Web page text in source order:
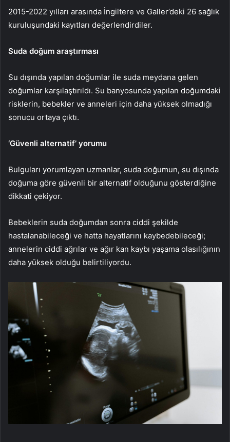
2015-2022 yılları arasında İngiltere ve Galler’deki 26 sağlık
kuruluşundaki kayıtları değerlendirdiler.
Suda doğum araştırması
Su dışında yapılan doğumlar ile suda meydana gelen
doğumlar karşılaştırıldı. Su banyosunda yapılan doğumdaki
risklerin, bebekler ve anneleri için daha yüksek olmadığı
sonucu ortaya çıktı.
‘Güvenli alternatif’ yorumu
Bulguları yorumlayan uzmanlar, suda doğumun, su dışında
doğuma göre güvenli bir alternatif olduğunu gösterdiğine
dikkati çekiyor.
Bebeklerin suda doğumdan sonra ciddi şekilde
hastalanabileceği ve hatta hayatlarını kaybedebileceği;
annelerin ciddi ağrılar ve ağır kan kaybı yaşama olasılığının
daha yüksek olduğu belirtiliyordu.